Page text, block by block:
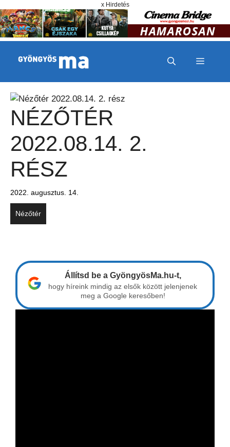
x Hirdetés
MENÜ
NÉZŐTÉR
2022.08.14. 2.
RÉSZ
2022. augusztus. 14.
Nézőtér
Állítsd be a GyöngyösMa.hu-t,
hogy híreink mindig az elsők között jelenjenek
meg a Google keresőben!